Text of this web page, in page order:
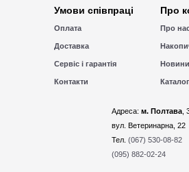
Умови співпраці
Оплата
Доставка
Сервіс і гарантія
Контакти
Про
Про
Новини
Адреса:м. Полтава ,
вул. Ветеринарна, 22
Тел.(067) 530-08-82
(095) 882-02-24